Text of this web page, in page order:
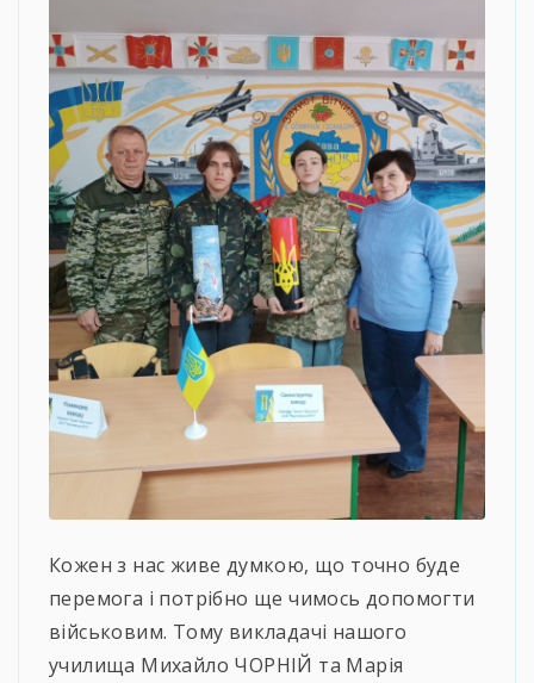
Кожен з нас живе думкою, що точно буде
перемога і потрібно ще чимось допомогти
військовим. Тому викладачі нашого
училища Михайло ЧОРНІЙ та Марія